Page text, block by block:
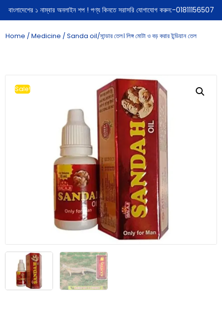
বাংলাদেশের ১ নাম্বার অনলাইন শপ ! পণ্য কিনতে সরাসরি যোগাযোগ করুন:-01811156507
Home /Medicine / Sanda oil/সান্ডার তেল। লিঙ্গ মোটা ও বড় করার ইন্ডিয়ান তেল
Sale!